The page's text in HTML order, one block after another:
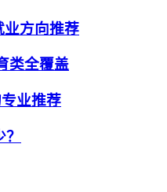
业方向推荐
类全覆盖
业推荐